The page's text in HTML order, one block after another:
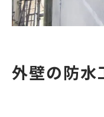
外壁の防水